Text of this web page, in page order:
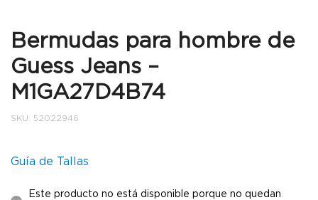
Bermudas para hombre de
Guess Jeans –
M1GA27D4B74
SKU: 52022946
Guía de Tallas
Este producto no está disponible porque no quedan